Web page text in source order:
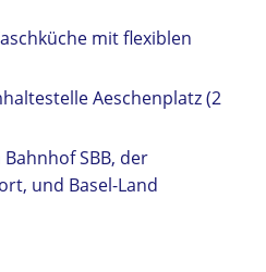
mit flexiblen
Aeschenplatz (2
SBB, der
und Basel-Land